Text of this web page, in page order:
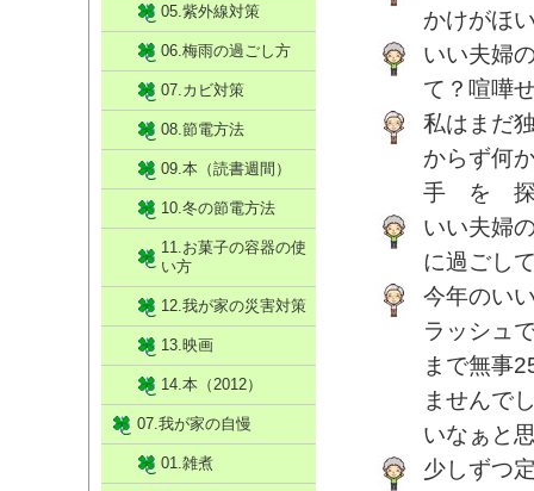
かけがほ
いい夫婦
て？喧嘩
私はまだ
からず何
手 を
いい夫婦
に過ごし
今年のい
ラッシュ
まで無事
ませんで
いなぁと
少しずつ
05.紫外線対策
06.梅雨の過ごし方
07.カビ対策
08.節電方法
09.本（読書週間）
10.冬の節電方法
11.お菓子の容器の使
い方
12.我が家の災害対策
13.映画
14.本（2012）
07.我が家の自慢
01.雑煮